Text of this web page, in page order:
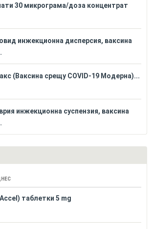
30 микрограма/доза концентрат
инжекционна дисперсия, ваксина
(Ваксина срещу COVID-19 Модерна)...
инжекционна суспензия, ваксина
таблетки 5 mg